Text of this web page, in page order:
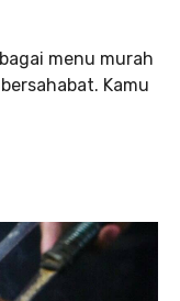
menu murah
Kamu